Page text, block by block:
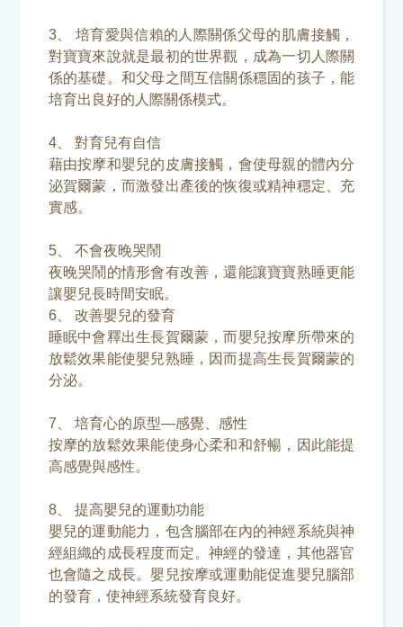
3、 培育愛與信賴的人際關係父母的肌膚接觸，
對寶寶來說就是最初的世界觀，成為一切人際關
係的基礎。和父母之間互信關係穩固的孩子，能
培育出良好的人際關係模式。
4、 對育兒有自信
藉由按摩和嬰兒的皮膚接觸，會使母親的體內分
泌賀爾蒙，而激發出產後的恢復或精神穩定、充
實感。
5、 不會夜晚哭鬧
夜晚哭鬧的情形會有改善，還能讓寶寶熟睡更能
讓嬰兒長時間安眠。
6、 改善嬰兒的發育
睡眠中會釋出生長賀爾蒙，而嬰兒按摩所帶來的
放鬆效果能使嬰兒熟睡，因而提高生長賀爾蒙的
分泌。
7、 培育心的原型—感覺、感性
按摩的放鬆效果能使身心柔和和舒暢，因此能提
高感覺與感性。
8、 提高嬰兒的運動功能
嬰兒的運動能力，包含腦部在內的神經系統與神
經組織的成長程度而定。神經的發達，其他器官
也會隨之成長。嬰兒按摩或運動能促進嬰兒腦部
的發育，使神經系統發育良好。